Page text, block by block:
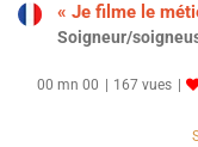
« Je filme le
Soigneur/
00 mn 00 167 vues